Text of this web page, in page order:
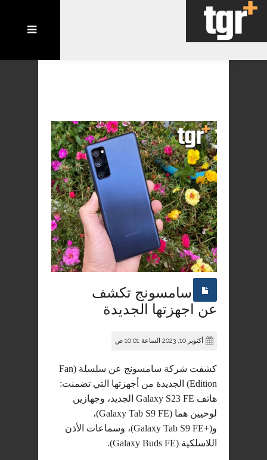
سامسونج تكشف
عن اجهزتها الجديدة
أكتوبر 10, 2023 الساعة 10:01 ص
كشفت شركة سامسونج عن سلسلة (Fan
Edition) الجديدة من أجهزتها التي تضمنت:
هاتف Galaxy S23 FE الجديد، وجهازين
لوحيين هما (Galaxy Tab S9 FE)،
و(+Galaxy Tab S9 FE)، وسماعات الأذن
اللاسلكية (Galaxy Buds FE).